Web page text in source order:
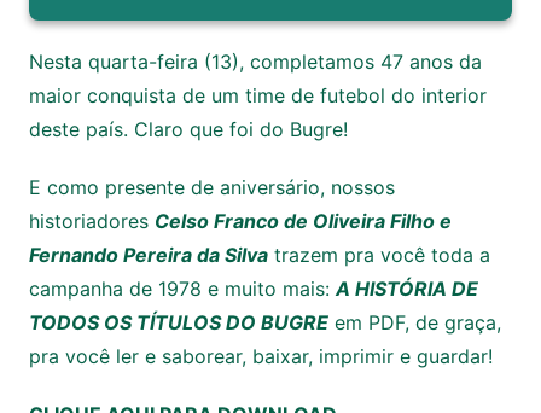
Nesta quarta-feira (13), completamos 47 anos da
maior conquista de um time de futebol do interior
deste país. Claro que foi do Bugre!
E como presente de aniversário, nossos
historiadores Celso Franco de Oliveira Filho e
Fernando Pereira da Silvatrazem pra você toda a
campanha de 1978 e muito mais:A HISTÓRIA DE
TODOS OS TÍTULOS DO BUGREem PDF, de graça,
pra você ler e saborear, baixar, imprimir e guardar!